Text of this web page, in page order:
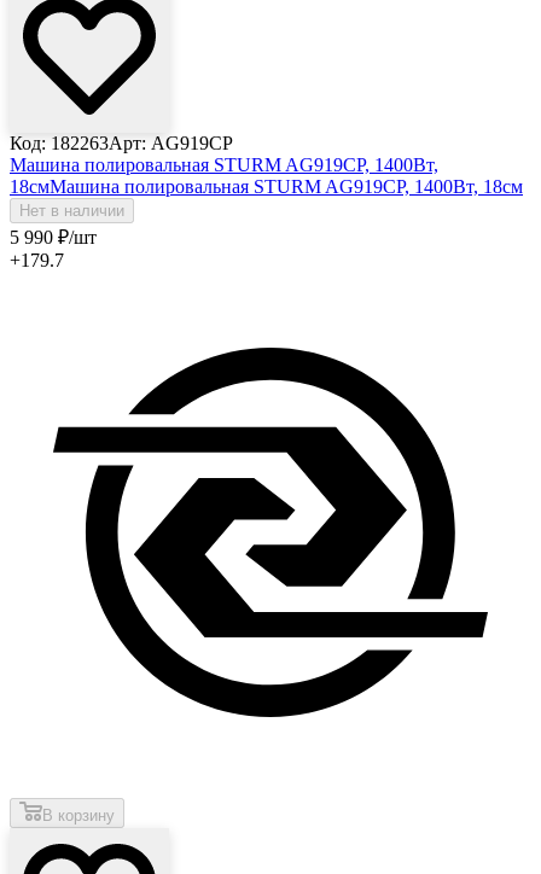
Код: 182263Арт: AG919CP
Машина полировальная STURM AG919CP, 1400Вт,
18смМашина полировальная STURM AG919CP, 1400Вт, 18см
Нет в наличии
5 990 ₽/шт
+179.7
В корзину